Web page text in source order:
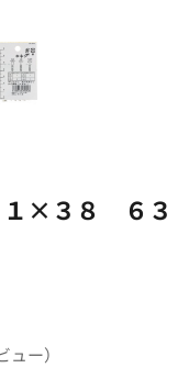
×３８ ６３
ュー）